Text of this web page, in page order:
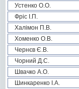
Устенко О.О.
Фріс І.П.
Халімон П.В.
Хоменко О.В.
Чернєв Є.В.
Чорний Д.С.
Швачко А.О.
Шинкаренко І.А.